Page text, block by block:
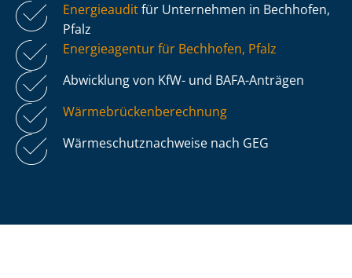
Energieauditfür Unternehmen in Bechhofen,
Pfalz
Energieagentur für Bechhofen, Pfalz
Abwicklung von KfW- und BAFA-Anträgen
Wär­me­brü­cken­be­rech­nung
Wär­me­schutz­nach­wei­se nach GEG